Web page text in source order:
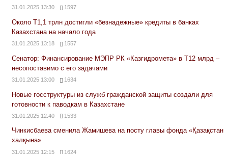
31.01.2025 13:30 1597
Около Т1,1 трлн достигли «безнадежные» кредиты в банках
Казахстана на начало года
31.01.2025 13:18 1557
Сенатор: Финансирование МЭПР РК «Казгидромета» в Т12 млрд –
несопоставимо с его задачами
31.01.2025 13:00 1634
Новые госструктуры из служб гражданской защиты создали для
готовности к паводкам в Казахстане
31.01.2025 12:40 1533
Чинкисбаева сменила Жамишева на посту главы фонда «Қазақстан
халқына»
31.01.2025 12:15 1624